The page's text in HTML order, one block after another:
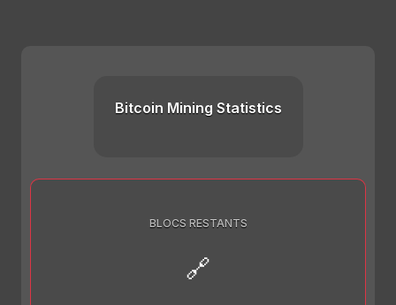
Bitcoin Mining Statistics
BLOCS RESTANTS
🔗